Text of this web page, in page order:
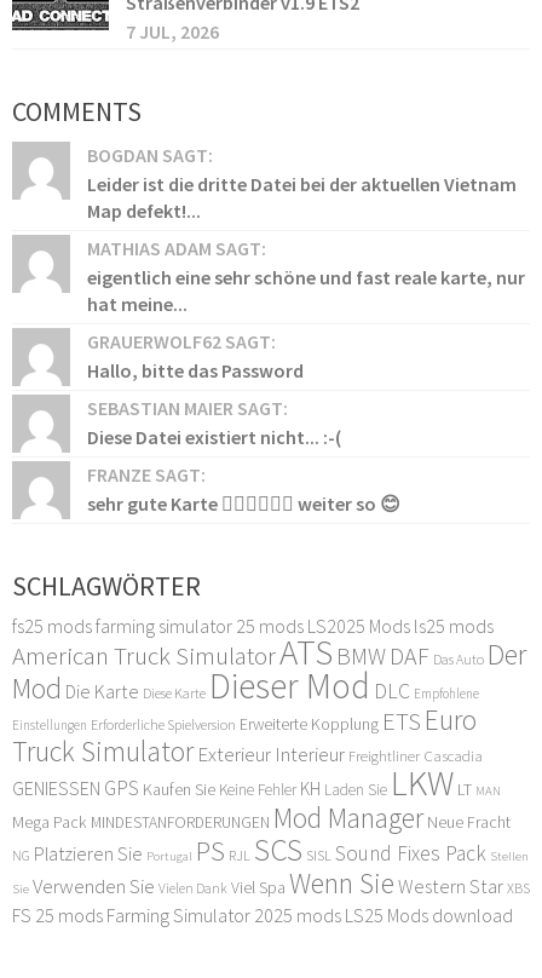
7 JUL, 2026
COMMENTS
BOGDAN SAGT:
Leider ist die dritte Datei bei der aktuellen Vietnam
Map defekt!...
MATHIAS ADAM SAGT:
eigentlich eine sehr schöne und fast reale karte, nur
hat meine...
GRAUERWOLF62 SAGT:
Hallo, bitte das Password
SEBASTIAN MAIER SAGT:
Diese Datei existiert nicht... :-(
FRANZE SAGT:
sehr gute Karte 👍🏻👍🏻👍🏻 weiter so 😊
SCHLAGWÖRTER
fs25 modsfarming simulator 25 mods LS2025 Mods ls25 mods
American Truck SimulatorATS BMW DAF Das Auto Der
Mod Die Karte Diese Karte Dieser Mod DLC Empfohlene
Einstellungen Erforderliche Spielversion Erweiterte Kopplung ETS Euro
Truck Simulator Exterieur Interieur Freightliner Cascadia
GENIESSEN GPS Kaufen Sie Keine Fehler KH Laden Sie LKW LT MAN
Mega Pack MINDESTANFORDERUNGEN Mod Manager Neue Fracht
NG Platzieren Sie Portugal PS RJL SCS SISLSound Fixes Pack Stellen
Sie Verwenden Sie Vielen Dank Viel Spa Wenn Sie Western Star XBS
FS 25 mods Farming Simulator 2025 mods LS25 Mods download